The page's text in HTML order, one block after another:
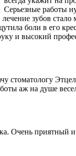
Серьезные работы
зубов
боли в его
и высокий
стоматологу
аж на душе
Очень приятный